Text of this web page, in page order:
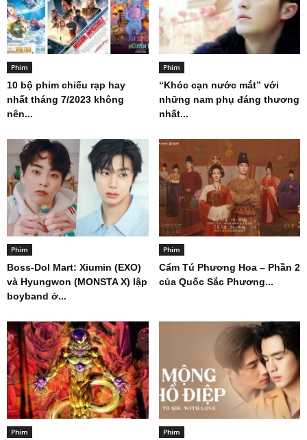
Phim
10 bộ phim chiếu rạp hay
nhất tháng 7/2023 không
nên...
Phim
“Khóc cạn nước mắt” với
những nam phụ đáng thương
nhất...
Phim
Boss-Dol Mart: Xiumin (EXO)
và Hyungwon (MONSTA X) lập
boyband ở...
Phim
Cẩm Tú Phương Hoa – Phần 2
của Quốc Sắc Phương...
Phim Phim